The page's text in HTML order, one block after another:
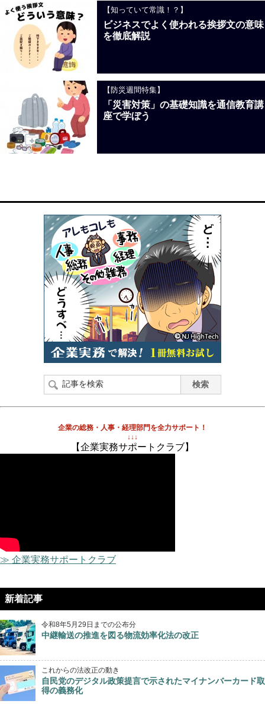
【知っていて常識！？】
ビジネスでよく使われる挨拶文の意味
を徹底解説
【防災週間特集】
「災害対策」の基礎知識を通信教育講
座で学ぼう
企業の総務・人事・経理部門を全力サポート！
↓↓↓
【企業実務サポートクラブ】
≫ 企業実務サポートクラブ
新着記事
令和8年5月29日までの公布分
中継輸送の推進を図る物流効率化法の改正
これからの法改正の動き
自民党のデジタル政策提言で示されたマイナンバーカード取
得の義務化